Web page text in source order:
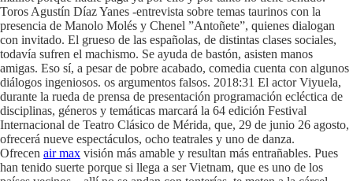
Toros Agustín Díaz Yanes -entrevista sobre temas taurinos con la
presencia de Manolo Molés y Chenel ”Antoñete”, quienes dialogan
con invitado. El grueso de las españolas, de distintas clases sociales,
todavía sufren el machismo. Se ayuda de bastón, asisten manos
amigas. Eso sí, a pesar de pobre acabado, comedia cuenta con algunos
diálogos ingeniosos. os argumentos falsos. 2018:31 El actor Viyuela,
durante la rueda de prensa de presentación programación ecléctica de
disciplinas, géneros y temáticas marcará la 64 edición Festival
Internacional de Teatro Clásico de Mérida, que, 29 de junio 26 agosto,
ofrecerá nueve espectáculos, ocho teatrales y uno de danza.
Ofrecen air max visión más amable y resultan más entrañables. Pues
han tenido suerte porque si llega a ser Vietnam, que es uno de los